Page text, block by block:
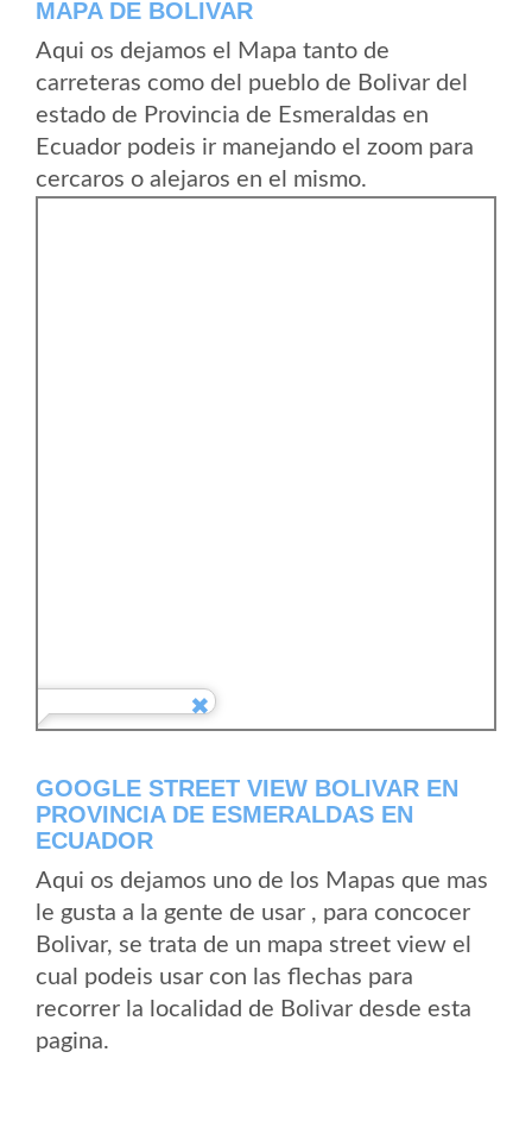
MAPA DE BOLIVAR
Aqui os dejamos el Mapa tanto de
carreteras como del pueblo de Bolivar del
estado de Provincia de Esmeraldas en
Ecuador podeis ir manejando el zoom para
cercaros o alejaros en el mismo.
GOOGLE STREET VIEW BOLIVAR EN
PROVINCIA DE ESMERALDAS EN
ECUADOR
Aqui os dejamos uno de los Mapas que mas
le gusta a la gente de usar , para concocer
Bolivar, se trata de un mapa street view el
cual podeis usar con las flechas para
recorrer la localidad de Bolivar desde esta
pagina.